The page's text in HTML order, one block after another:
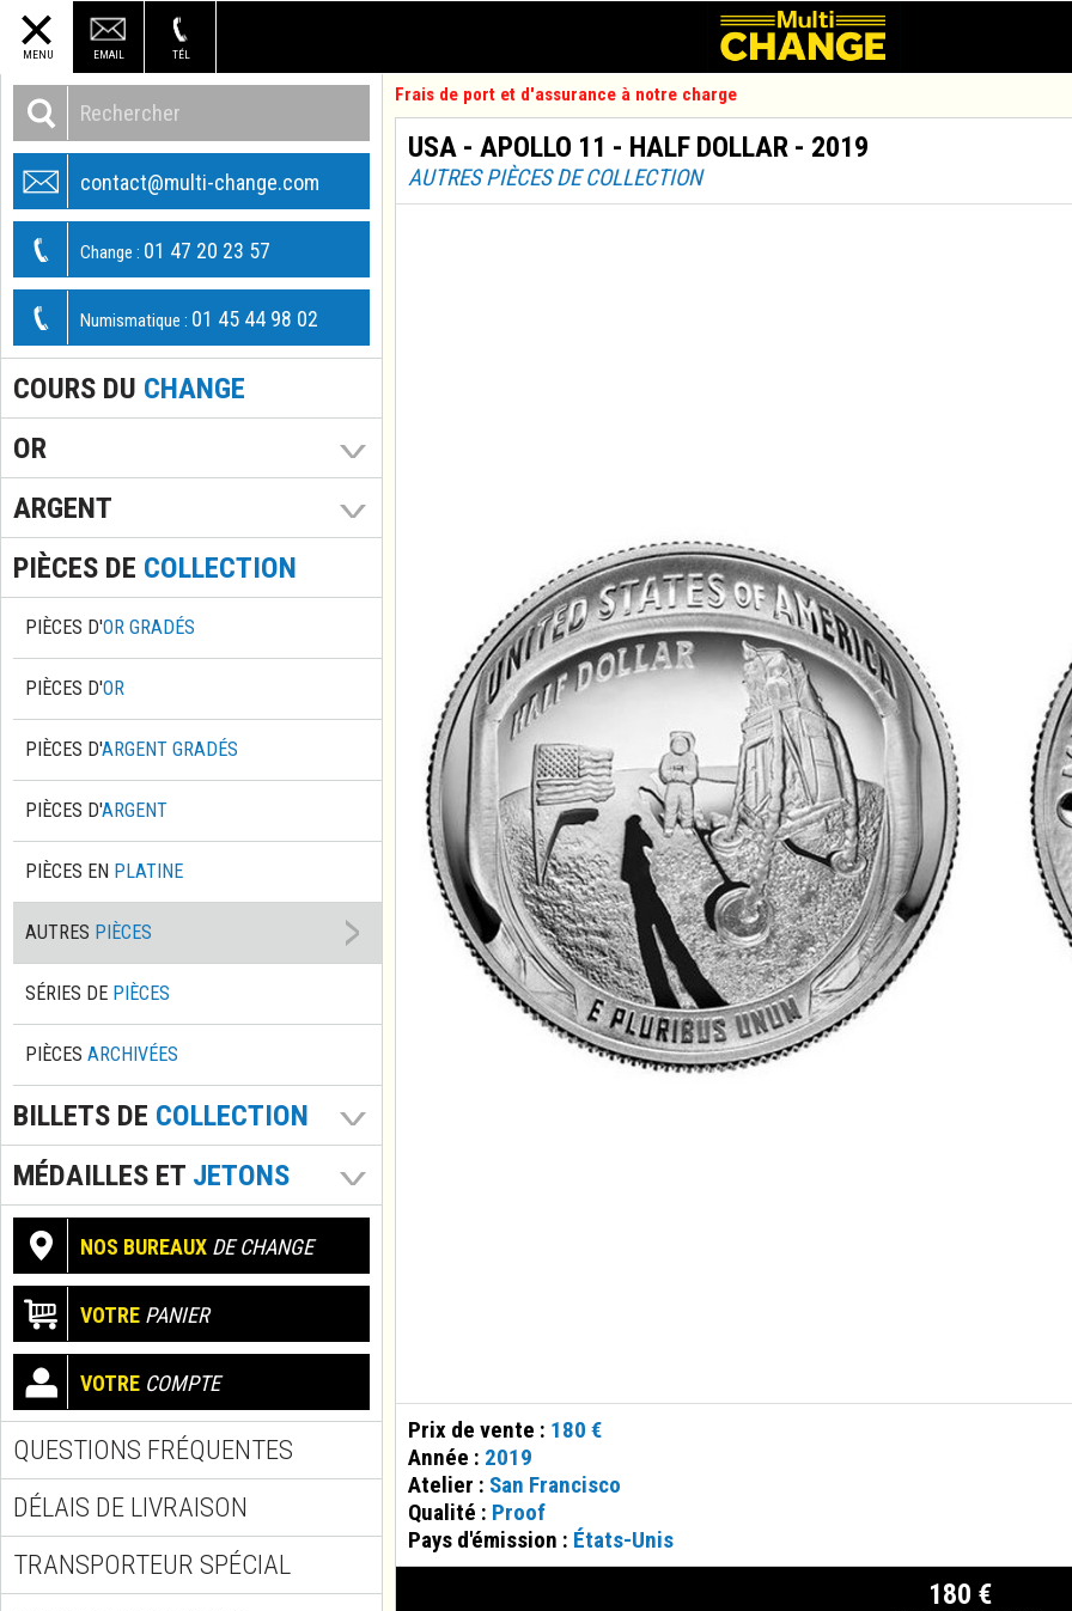
MENU EMAIL TÉL
contact@multi-change.com
Change : 01 47 20 23 57
Numismatique : 01 45 44 98 02
COURS DU CHANGE
OR
ARGENT
PIÈCES DE COLLECTION
PIÈCES D'OR GRADÉS
PIÈCES D'OR
PIÈCES D'ARGENT GRADÉS
PIÈCES D'ARGENT
PIÈCES EN PLATINE
AUTRES PIÈCES
SÉRIES DE PIÈCES
PIÈCES ARCHIVÉES
BILLETS DE COLLECTION
MÉDAILLES ET JETONS
NOS BUREAUX DE CHANGE
VOTRE PANIER
VOTRE COMPTE
QUESTIONS FRÉQUENTES
DÉLAIS DE LIVRAISON
TRANSPORTEUR SPÉCIAL
Frais de port et d'assurance à notre charge
USA - APOLLO 11 - HALF DOLLAR - 2019
AUTRES PIÈCES DE COLLECTION
Prix de vente : 180 €
Année : 2019
Atelier : San Francisco
Qualité : Proof
Pays d'émission : États-Unis
180 €